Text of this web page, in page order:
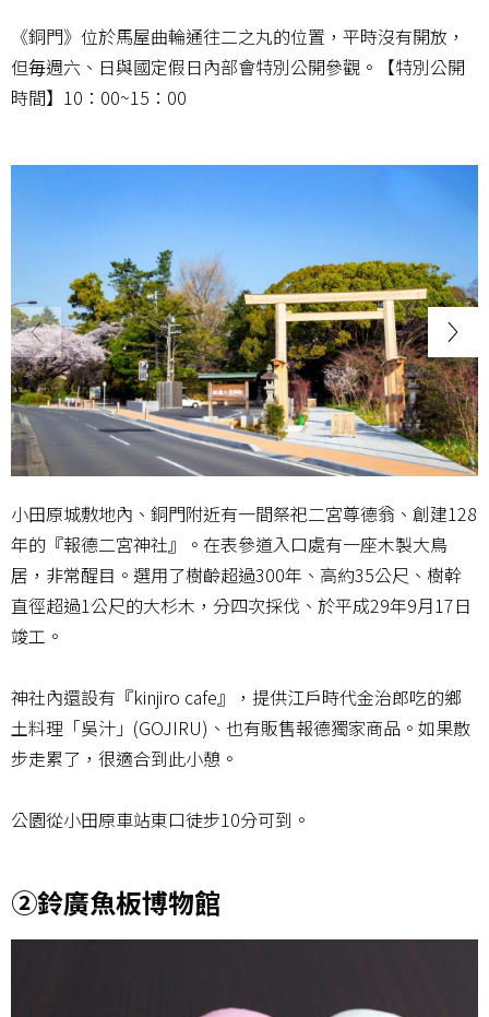
《銅門》位於馬屋曲輪通往二之丸的位置，平時沒有開放，
但毎週六、日與國定假日內部會特別公開參觀。【特別公開
時間】10：00~15：00
小田原城敷地內、銅門附近有一間祭祀二宮尊德翁、創建128
年的『報德二宮神社』。在表參道入口處有一座木製大鳥
居，非常醒目。選用了樹齡超過300年、高約35公尺、樹幹
直徑超過1公尺的大杉木，分四次採伐、於平成29年9月17日
竣工。
神社內還設有『kinjiro cafe』，提供江戶時代金治郎吃的鄉
土料理「吳汁」(GOJIRU)、也有販售報德獨家商品。如果散
步走累了，很適合到此小憩。
公園從小田原車站東口徒步10分可到。
②鈴廣魚板博物館